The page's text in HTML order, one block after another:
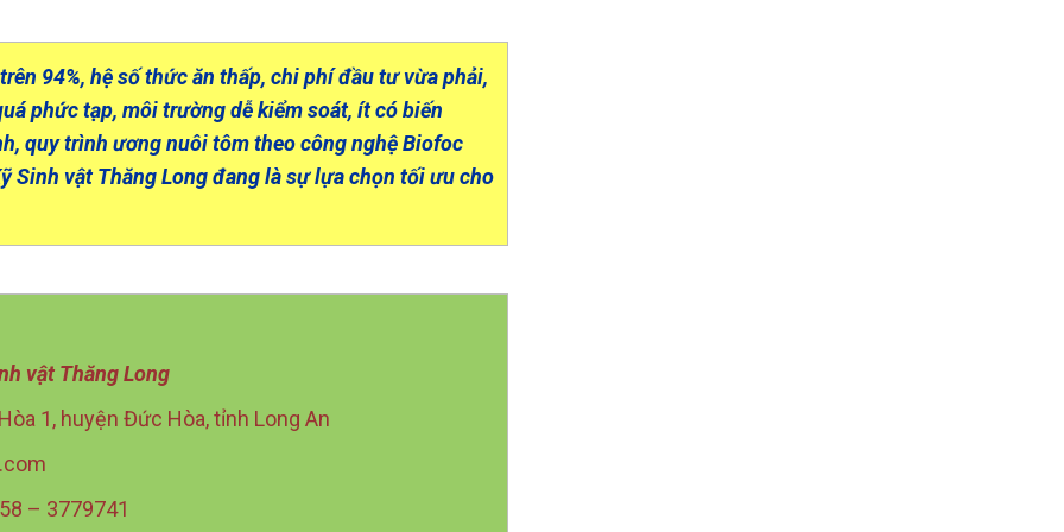
94%, hệ số thức ăn thấp, chi phí đầu tư vừa phải,
phức tạp, môi trường dễ kiểm soát, ít có biến
quy trình ương nuôi tôm theo công nghệ Biofoc
Sinh vật Thăng Long đang là sự lựa chọn tối ưu cho
vật Thăng Long
1, huyện Đức Hòa, tỉnh Long An
– 3779741